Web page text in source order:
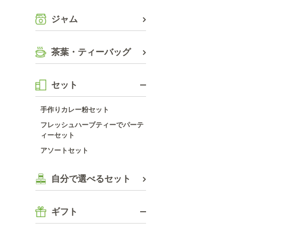
ジャム
茶葉・ティーバッグ
セット
手作りカレー粉セット
フレッシュハーブティーでパーテ
ィーセット
アソートセット
自分で選べるセット
ギフト